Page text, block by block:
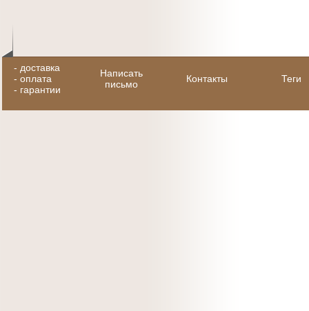
- доставка
- оплата
- гарантии
Написать
письмо
Контакты Теги